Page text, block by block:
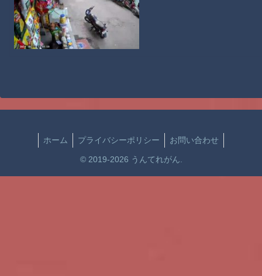
ホーム プライバシーポリシー お問い合わせ
© 2019-2026 うんてれがん.